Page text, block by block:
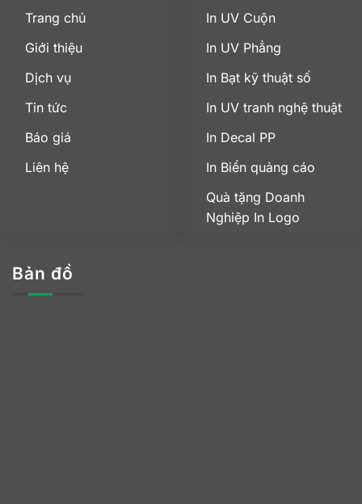
Trang chủ
Giới thiệu
Dịch vụ
Tin tức
Báo giá
Liên hệ
In UV Cuộn
In UV Phẳng
In Bạt kỹ thuật số
In UV tranh nghệ thuật
In Decal PP
In Biển quảng cáo
Quà tặng Doanh
Nghiệp In Logo
Bản đồ